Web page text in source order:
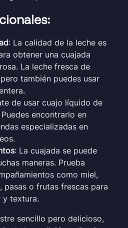
: La calidad de la leche es
obtener una cuajada
La leche fresca de
también puedes usar
de usar cuajo líquido de
encontrarlo en
especializadas en
: La cuajada se puede
maneras. Prueba
como miel,
pasas o frutas frescas para
y textura.
sencillo pero delicioso,